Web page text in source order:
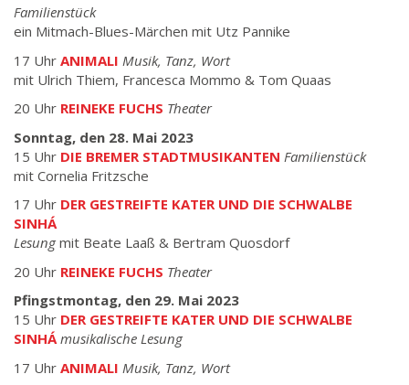
Familienstück
ein Mitmach-Blues-Märchen mit Utz Pannike
17 Uhr ANIMALI Musik, Tanz, Wort
mit Ulrich Thiem, Francesca Mommo & Tom Quaas
20 Uhr REINEKE FUCHS Theater
Sonntag, den 28. Mai 2023
15 Uhr DIE BREMER STADTMUSIKANTEN Familienstück
mit Cornelia Fritzsche
17 Uhr DER GESTREIFTE KATER UND DIE SCHWALBE
SINHÁ
Lesungmit Beate Laaß & Bertram Quosdorf
20 Uhr REINEKE FUCHS Theater
Pfingstmontag, den 29. Mai 2023
15 Uhr DER GESTREIFTE KATER UND DIE SCHWALBE
SINHÁ musikalische Lesung
17 Uhr ANIMALI Musik, Tanz, Wort